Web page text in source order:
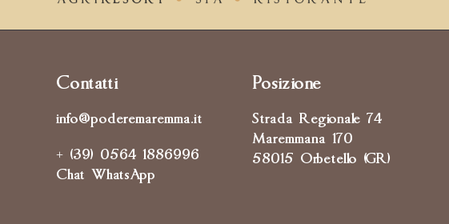
Contatti
info@poderemaremma.it
+ (39) 0564 1886996
Chat WhatsApp
Posizione
Strada Regionale 74
Maremmana 170
58015 Orbetello (GR)